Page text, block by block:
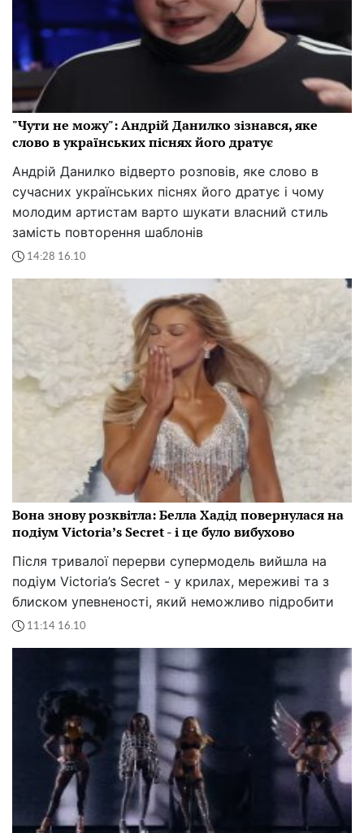
"Чути не можу": Андрій Данилко зізнався, яке
слово в українських піснях його дратує
Андрій Данилко відверто розповів, яке слово в
сучасних українських піснях його дратує і чому
молодим артистам варто шукати власний стиль
замість повторення шаблонів
14:28 16.10
Вона знову розквітла: Белла Хадід повернулася на
подіум Victoria’s Secret - і це було вибухово
Після тривалої перерви супермодель вийшла на
подіум Victoria’s Secret - у крилах, мереживі та з
блиском упевненості, який неможливо підробити
11:14 16.10